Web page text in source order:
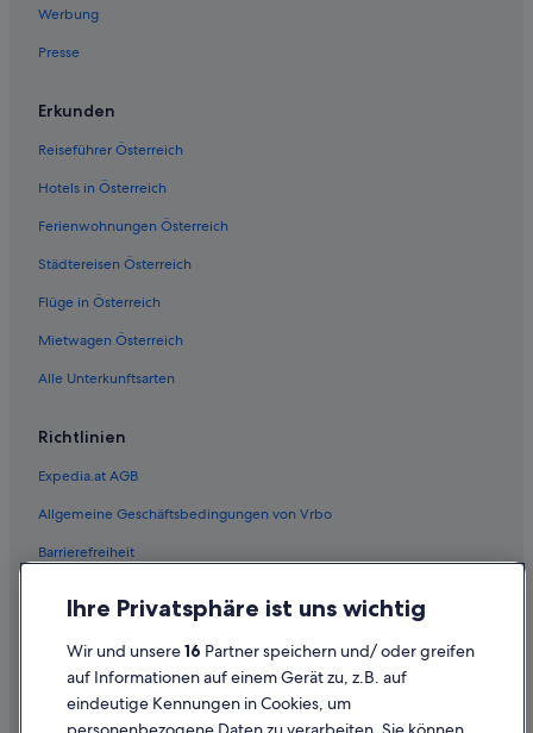
Werbung
Presse
Erkunden
Reiseführer Österreich
Hotels in Österreich
Ferienwohnungen Österreich
Städtereisen Österreich
Flüge in Österreich
Mietwagen Österreich
Alle Unterkunftsarten
Richtlinien
Expedia.at AGB
Allgemeine Geschäftsbedingungen von Vrbo
Barrierefreiheit
Rechtliche Hinweise/Kontakt
Ihre Privatsphäre ist uns wichtig
Wir und unsere16 Partner speichern und/ oder greifen
auf Informationen auf einem Gerät zu, z.B. auf
eindeutige Kennungen in Cookies, um